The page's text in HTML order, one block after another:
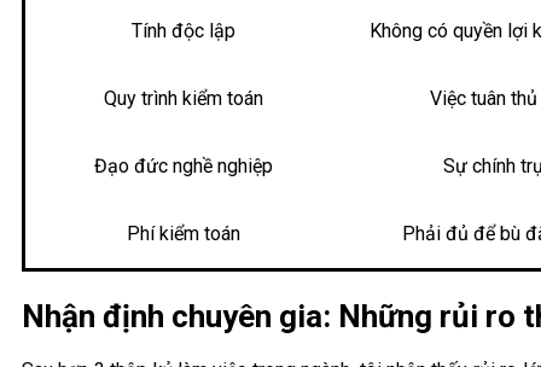
Tính độc lập Không có quyền lợi
Quy trình kiểm toán Việc tuân
Đạo đức nghề nghiệp Sự chính
Phí kiểm toán Phải đủ để bù
Nhận định chuyên gia: Những rủi